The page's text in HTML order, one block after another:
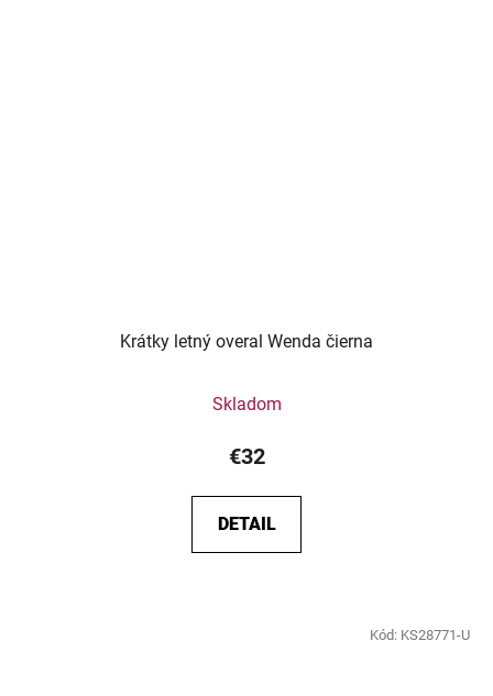
Krátky letný overal Wenda čierna
Skladom
€32
DETAIL
Kód: KS28771-U